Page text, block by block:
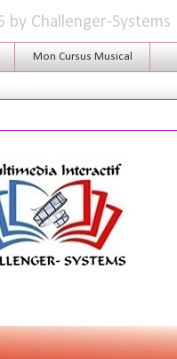
Challenger-Systems
Mon Cursus Musical